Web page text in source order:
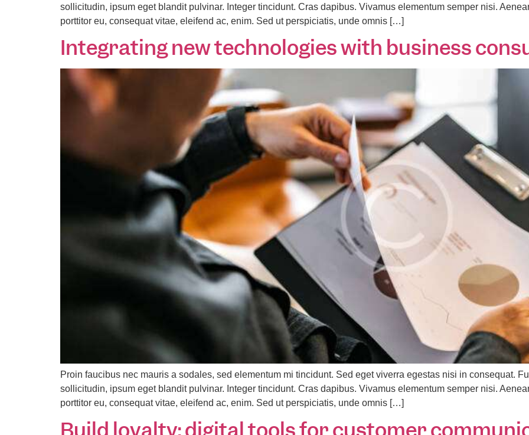
sollicitudin, ipsum eget blandit pulvinar. Integer tincidunt. Cras dapibus. Vivamus elementum semper nisi.
porttitor eu, consequat vitae, eleifend ac, enim. Sed ut perspiciatis, unde omnis […]
Integrating new technologies with business
Proin faucibus nec mauris a sodales, sed elementum mi tincidunt. Sed eget viverra egestas nisi in consequat.
sollicitudin, ipsum eget blandit pulvinar. Integer tincidunt. Cras dapibus. Vivamus elementum semper nisi.
porttitor eu, consequat vitae, eleifend ac, enim. Sed ut perspiciatis, unde omnis […]